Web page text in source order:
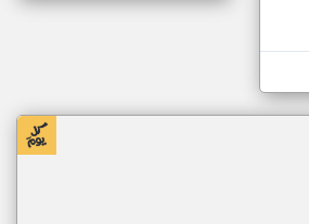
أهم اخبار موريتانيا العاجلة والمباشرة